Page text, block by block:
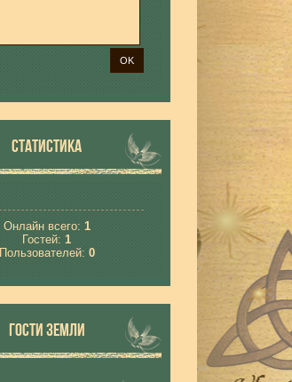
СТАТИСТИКА
Онлайн всего: 1
Гостей:1
Пользователей: 0
ГОСТИ ЗЕМЛИ